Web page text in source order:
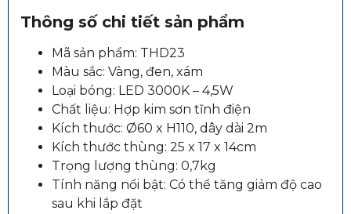
Thông số chi tiết sản phẩm
Mã sản phẩm: THD23
Màu sắc: Vàng, đen, xám
Loại bóng: LED 3000K – 4,5W
Chất liệu: Hợp kim sơn tĩnh điện
Kích thước: Ø60 x H110, dây dài 2m
Kích thước thùng: 25 x 17 x 14cm
Trọng lượng thùng: 0,7kg
Tính năng nổi bật: Có thể tăng giảm độ cao
sau khi lắp đặt